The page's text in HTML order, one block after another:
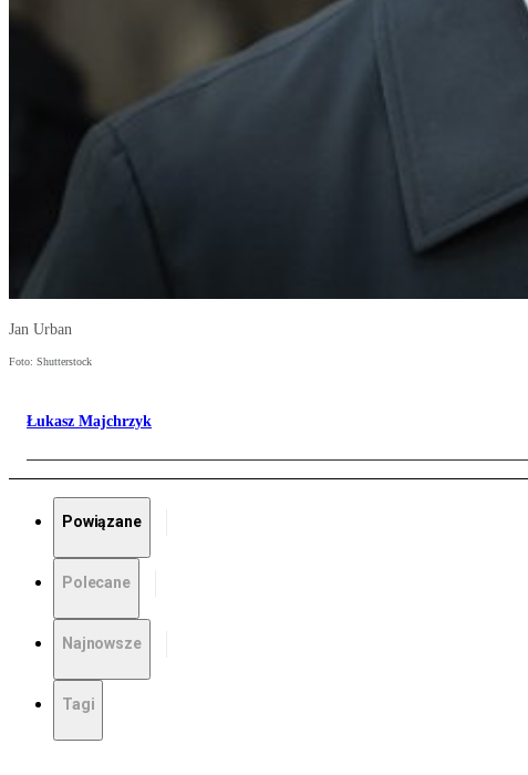
Jan Urban
Foto: Shutterstock
Łukasz Majchrzyk
Powiązane
Polecane
Najnowsze
Tagi